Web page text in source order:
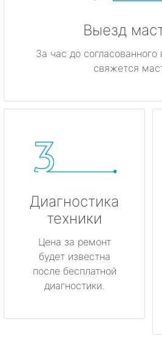
Выезд
За час до
свяжется
Диагностика
техники
Цена за ремонт
будет известна
после бесплатной
диагностики.